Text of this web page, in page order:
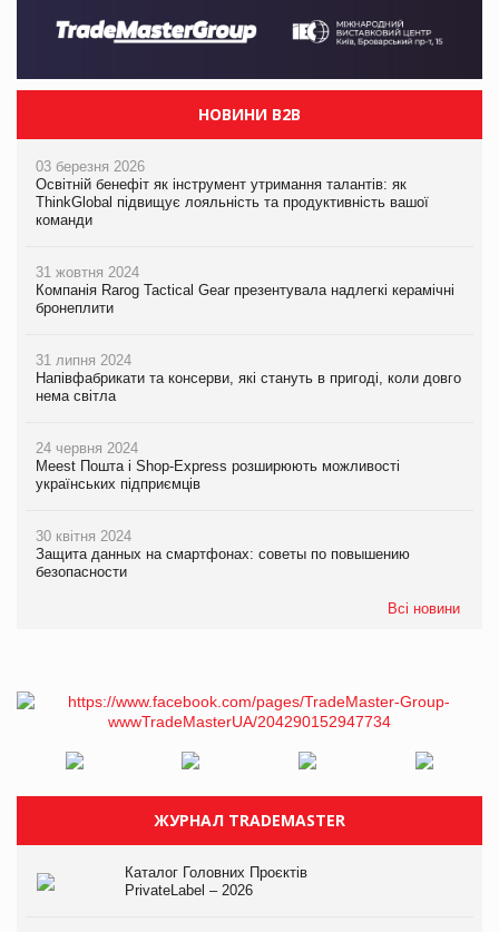
НОВИНИ B2B
03 березня 2026
Освітній бенефіт як інструмент утримання талантів: як
ThinkGlobal підвищує лояльність та продуктивність вашої
команди
31 жовтня 2024
Компанія Rarog Tactical Gear презентувала надлегкі керамічні
бронеплити
31 липня 2024
Напівфабрикати та консерви, які стануть в пригоді, коли довго
нема світла
24 червня 2024
Meest Пошта і Shop-Express розширюють можливості
українських підприємців
30 квітня 2024
Защита данных на смартфонах: советы по повышению
безопасности
Всі новини
ЖУРНАЛ TRADEMASTER
Каталог Головних Проєктів
PrivateLabel – 2026